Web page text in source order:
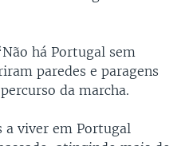
há Portugal sem
paredes e paragens
da marcha.
a viver em Portugal